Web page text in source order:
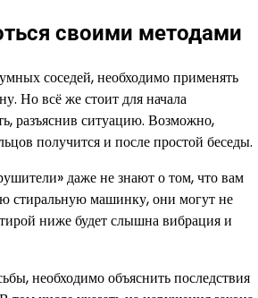
своими методами
соседей, необходимо применять
Но всё же стоит для начала
разъяснив ситуацию. Возможно,
получится и после простой беседы.
даже не знают о том, что вам
стиральную машинку, они могут не
ниже будет слышна вибрация и
необходимо объяснить последствия